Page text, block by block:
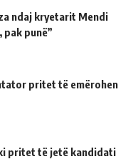
ndaj kryetarit Mendi
pak punë”
pritet të emërohen
pritet të jetë kandidati